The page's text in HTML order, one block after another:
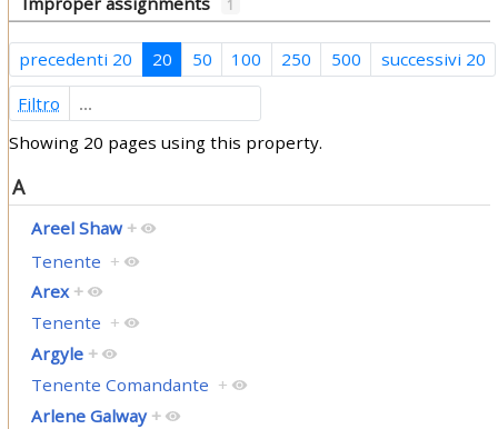
1
precedenti 20 20 50 100 250 500
successivi 20
Filtro
Showing 20 pages using this property.
A
Areel Shaw +
Tenente +
Arex +
Tenente +
Argyle +
Tenente Comandante +
Arlene Galway +